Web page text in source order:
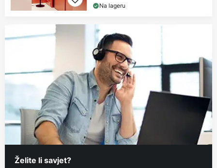
Na lageru
Želite li savjet?